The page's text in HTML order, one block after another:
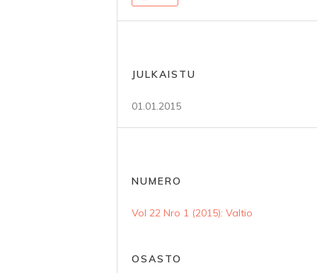
JULKAISTU
01.01.2015
NUMERO
Vol 22 Nro 1 (2015): Valtio
OSASTO